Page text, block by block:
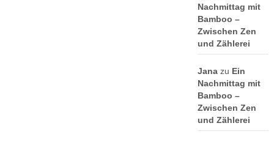
Nachmittag mit
Bamboo –
Zwischen Zen
und Zählerei
Janazu Ein
Nachmittag mit
Bamboo –
Zwischen Zen
und Zählerei